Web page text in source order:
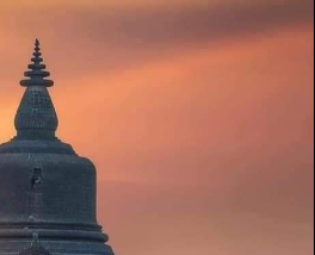
ာက်ပိုင်းရှိ ရှေးဟောင်းသုတေသန
မြို့ဖြစ်သည်။ မြောက်ဦးခရိုင်၏
ဦးမြို့နယ်၏ မြို့တော်လည်း
စ်အထိ မြောက်ဦးနိုင်ငံတော်၏
ဆုံးနှင့် အင်အားအကြီးဆုံး ရခိုင်ဘုရင်